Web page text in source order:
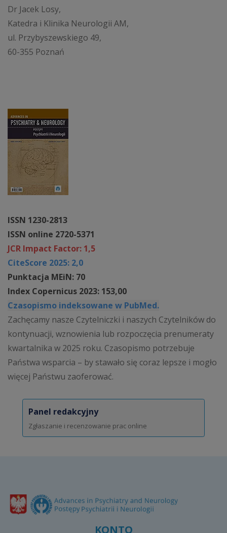
ISSN 1230-2813
ISSN online 2720-5371
JCR Impact Factor: 1,5
CiteScore 2025: 2,0
Punktacja MEiN: 70
Index Copernicus 2023: 153,00
Czasopismo indeksowane w PubMed.
Zachęcamy nasze Czytelniczki i naszych Czytelników do
kontynuacji, wznowienia lub rozpoczęcia prenumeraty
kwartalnika w 2025 roku. Czasopismo potrzebuje
Państwa wsparcia – by stawało się coraz lepsze i mogło
więcej Państwu zaoferować.
Panel redakcyjny
Zgłaszanie i recenzowanie prac online
Dr Jacek Losy,
Katedra i Klinika Neurologii AM,
ul. Przybyszewskiego 49,
60-355 Poznań
KONTO